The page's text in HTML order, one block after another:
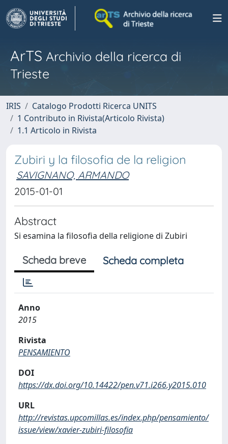
ArTS Archivio della ricerca di
Trieste
IRIS
Catalogo Prodotti Ricerca UNITS
1 Contributo in Rivista(Articolo Rivista)
1.1 Articolo in Rivista
Zubiri y la filosofia de la religion
SAVIGNANO, ARMANDO
2015-01-01
Abstract
Si esamina la filosofia della religione di Zubiri
Scheda breve Scheda completa
Anno
2015
Rivista
PENSAMIENTO
DOI
https://dx.doi.org/10.14422/pen.v71.i266.y2015.010
URL
http://revistas.upcomillas.es/index.php/pensamiento/
issue/view/xavier-zubiri-filosofia